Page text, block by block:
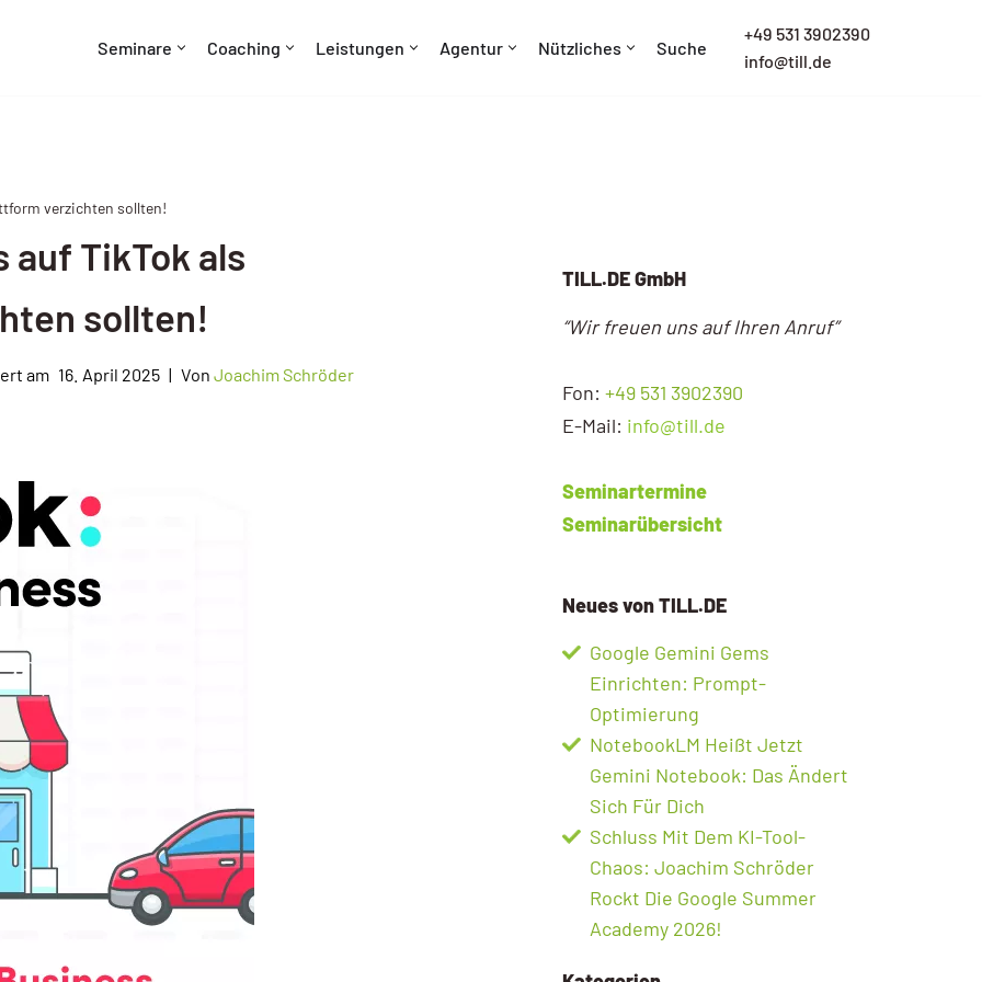
Seminare Coaching Leistungen Agentur Nützliches Suche
+49 531 3902390
info@till.de
verzichten sollten!
auf TikTok als
sollten!
16. April 2025 Von Joachim Schröder
TILL.DE GmbH
“Wir freuen uns auf Ihren Anruf”
Fon: +49 531 3902390
E-Mail: info@till.de
Seminartermine
Seminarübersicht
Neues von TILL.DE
Google Gemini Gems
Einrichten: Prompt-
Optimierung
NotebookLM Heißt Jetzt
Gemini Notebook: Das Ändert
Sich Für Dich
Schluss Mit Dem KI-Tool-
Chaos: Joachim Schröder
Rockt Die Google Summer
Academy 2026!